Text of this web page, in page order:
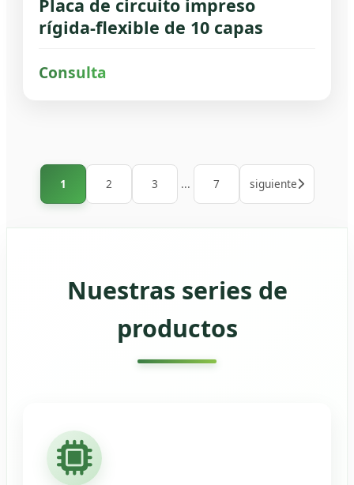
Placa de circuito impreso
rígida-flexible de 10 capas
Consulta
1 2 3 ... 7 siguiente
Nuestras series de
productos